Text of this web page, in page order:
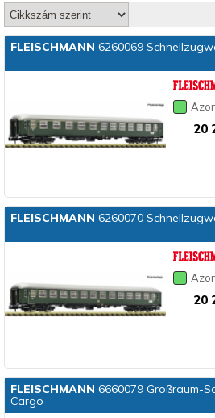
FLEISCHMANN 6260069
20
FLEISCHMANN 6260070
20
FLEISCHMANN 6660079 Großraum-
Cargo